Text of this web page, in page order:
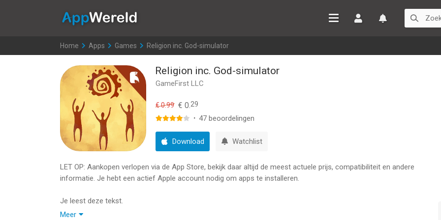
Home >
Apps >
Games >
Religion inc. God-simulator
Religion inc. God-simulator
GameFirst LLC
€ 0.99 € 0.29
· 47 beoordelingen
Download Watchlist
LET OP: Aankopen verlopen via de App Store, bekijk daar altijd de meest actuele prijs, compatibiliteit en andere
informatie. Je hebt een actief Apple account nodig om apps te installeren.
Je leest deze tekst.
Maar waarom?
Meer